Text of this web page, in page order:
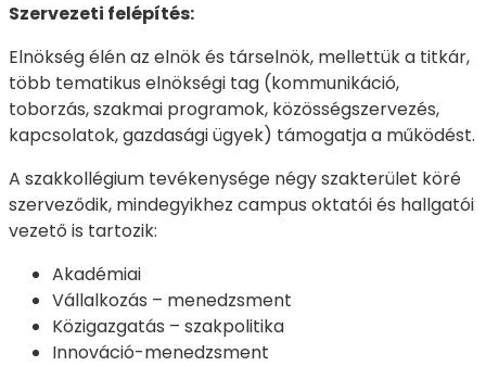
Szervezeti felépítés:
Elnökség élén az elnök és társelnök, mellettük a titkár,
több tematikus elnökségi tag (kommunikáció,
toborzás, szakmai programok, közösségszervezés,
kapcsolatok, gazdasági ügyek) támogatja a működést.
A szakkollégium tevékenysége négy szakterület köré
szerveződik, mindegyikhez campus oktatói és hallgatói
vezető is tartozik:
Akadémiai
Vállalkozás – menedzsment
Közigazgatás – szakpolitika
Innováció-menedzsment